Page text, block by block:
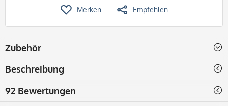
Merken Empfehlen
Zubehör
Beschreibung
92 Bewertungen